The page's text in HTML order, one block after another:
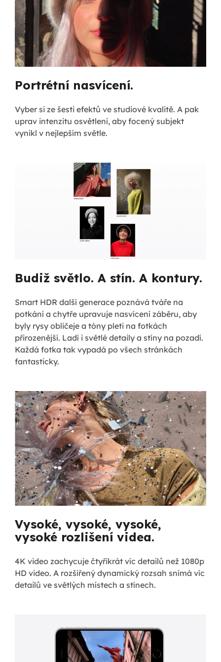
Portrétní nasvícení.
Vyber si ze šesti efektů ve studiové kvalitě. A pak
uprav intenzitu osvětlení, aby focený subjekt
vynikl v nejlepším světle.
Budiž světlo. A stín. A kontury.
Smart HDR další generace poznává tváře na
potkání a chytře upravuje nasvícení záběru, aby
byly rysy obličeje a tóny pleti na fotkách
přirozenější. Ladí i světlé detaily a stíny na pozadí.
Každá fotka tak vypadá po všech stránkách
fantasticky.
Vysoké, vysoké, vysoké,
vysoké rozlišení videa.
4K video zachycuje čtyřikrát víc detailů než 1080p
HD video. A rozšířený dynamický rozsah snímá víc
detailů ve světlých místech a stínech.